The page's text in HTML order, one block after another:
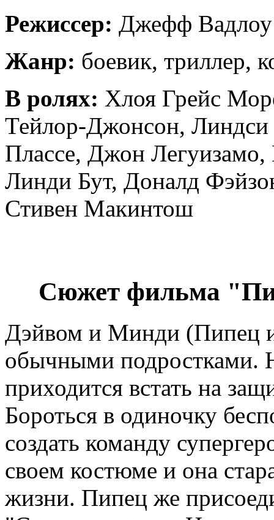
Режиссер: Джефф Вадлоу
Жанр: боевик, триллер,
В ролях: Хлоя Грейс
Тейлор-Джонсон,
Плассе, Джон
Линди Бут, Доналд
Стивен Макинтош
Сюжет фильма
Дэйвом и Минди (Пипец
обычными подростками.
приходится встать на
Бороться в одиночку
создать команду
своем костюме и она
жизни. Пипец же